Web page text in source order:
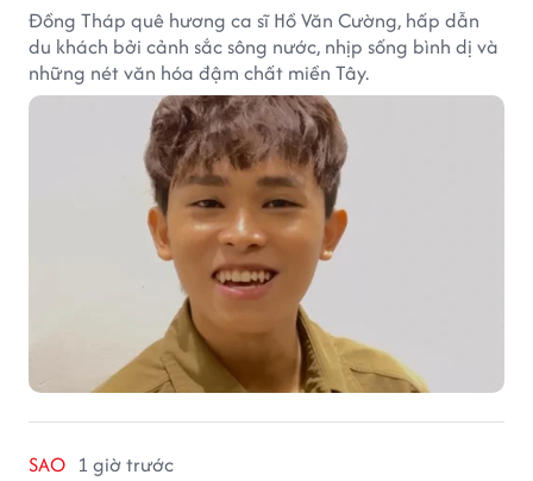
Đồng Tháp quê hương ca sĩ Hồ Văn Cường, hấp dẫn
du khách bởi cảnh sắc sông nước, nhịp sống bình dị và
những nét văn hóa đậm chất miền Tây.
SAO 1 giờ trước